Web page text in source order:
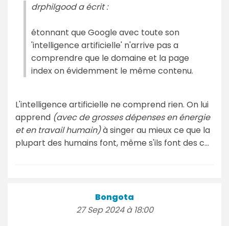
drphilgood a écrit :
étonnant que Google avec toute son
'intelligence artificielle' n'arrive pas a
comprendre que le domaine et la page
index on évidemment le même contenu.
L'intelligence artificielle ne comprend rien. On lui
apprend (avec de grosses dépenses en énergie
et en travail humain)à singer au mieux ce que la
plupart des humains font, même s'ils font des c...
Bongota
27 Sep 2024 à 18:00